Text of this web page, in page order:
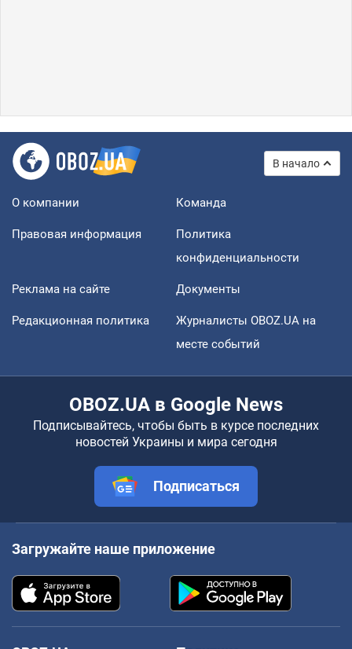
В начало
О компании Команда
Правовая информация
Политика
конфиденциальности
Реклама на сайте Документы
Редакционная политика
Журналисты OBOZ.UA на
месте событий
OBOZ.UA в Google News
Подписывайтесь, чтобы быть в курсе последних
новостей Украины и мира сегодня
Подписаться
Загружайте наше приложение